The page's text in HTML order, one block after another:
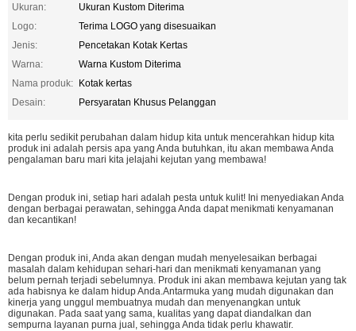
Ukuran:
Ukuran Kustom Diterima
Logo:
Terima LOGO yang disesuaikan
Jenis:
Pencetakan Kotak Kertas
Warna:
Warna Kustom Diterima
Nama produk: Kotak kertas
Desain:
Persyaratan Khusus Pelanggan
kita perlu sedikit perubahan dalam hidup kita untuk mencerahkan hidup kita
produk ini adalah persis apa yang Anda butuhkan, itu akan membawa Anda
pengalaman baru mari kita jelajahi kejutan yang membawa!
Dengan produk ini, setiap hari adalah pesta untuk kulit! Ini menyediakan Anda
dengan berbagai perawatan, sehingga Anda dapat menikmati kenyamanan
dan kecantikan!
Dengan produk ini, Anda akan dengan mudah menyelesaikan berbagai
masalah dalam kehidupan sehari-hari dan menikmati kenyamanan yang
belum pernah terjadi sebelumnya. Produk ini akan membawa kejutan yang tak
ada habisnya ke dalam hidup Anda.Antarmuka yang mudah digunakan dan
kinerja yang unggul membuatnya mudah dan menyenangkan untuk
digunakan. Pada saat yang sama, kualitas yang dapat diandalkan dan
sempurna layanan purna jual, sehingga Anda tidak perlu khawatir.